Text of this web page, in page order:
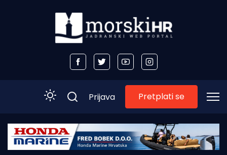
Početna
Prijava Pretplati se